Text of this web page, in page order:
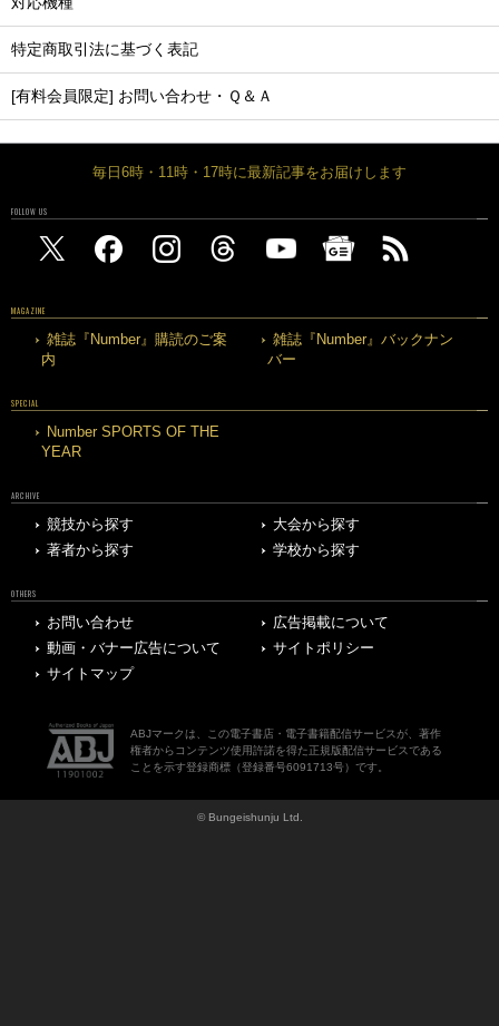
特定商取引法に基づく表記
[有料会員限定] お問い合わせ・Ｑ＆Ａ
毎日6時・11時・17時に最新記事をお届けします
FOLLOW US
MAGAZINE
雑誌『Number』購読のご案
内
雑誌『Number』バックナン
バー
SPECIAL
Number SPORTS OF THE
YEAR
ARCHIVE
競技から探す
大会から探す
著者から探す
学校から探す
OTHERS
お問い合わせ
広告掲載について
動画・バナー広告について
サイトポリシー
サイトマップ
ABJマークは、この電子書店・電子書籍配信サービスが、著作
権者からコンテンツ使用許諾を得た正規版配信サービスである
ことを示す登録商標（登録番号6091713号）です。
© Bungeishunju Ltd.